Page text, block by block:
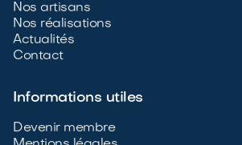
Nos artisans
Nos réalisations
Actualités
Contact
Informations utiles
Devenir membre